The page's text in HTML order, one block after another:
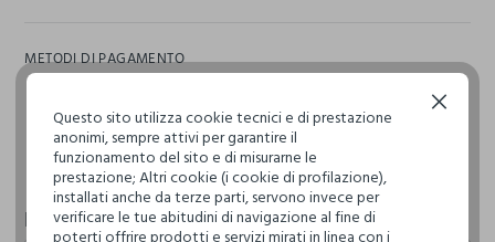
METODI DI PAGAMENTO
Recensioni
Questo sito utilizza cookie tecnici e di prestazione
anonimi, sempre attivi per garantire il
funzionamento del sito e di misurarne le
prestazione; Altri cookie (i cookie di profilazione),
installati anche da terze parti, servono invece per
verificare le tue abitudini di navigazione al fine di
Continua senza accettare